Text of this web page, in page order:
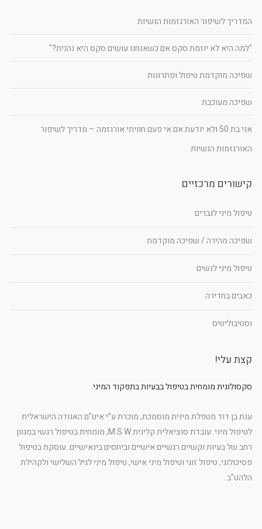
המדריך לשיפור האורגזמות הנשיות
"למה היא לא יוזמת סקס אם כשאנחנו עושים סקס היא נהנית?"
שפיכה מוקדמת טיפול ופתרונות
שפיכה מעוכבת
אני בת 50 ולא יודעת אם אי פעם חוויתי אורגזמה – מדריך לשיפור
האורגזמות הנשיות
קישורים מרכזיים
טיפול מיני לגברים
שפיכה מהירה / שפיכה מוקדמת
טיפול מיני לנשים
כאבים בחדירה
וסטיבוליטיס
קצת עלי!
סקסולוגית מומחית בטיפול בבעיות בתפקוד המיני.
ענת בן דוד מטפלת מינית מוסמכת, מוכרת ע"י איט"ם האגודה הישראלית
לטיפול מיני. עובדת סוציאלית קלינית M.S.W, מומחית בטיפול רגשי במגוון
רחב של בעיות וקשיים רגשיים אישיים וביחסים בינאישיים. עוסקת בטיפול
פסיכולוגי, טיפול זוגי וטיפול מיני אישי, טיפול מיני לגיל השלישי ולקהילת
הלהט"ב .